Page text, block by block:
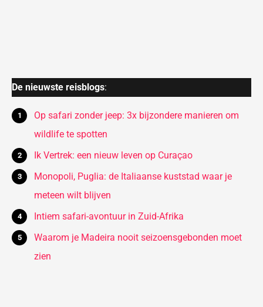
De nieuwste reisblogs:
Op safari zonder jeep: 3x bijzondere manieren om
wildlife te spotten
Ik Vertrek: een nieuw leven op Curaçao
Monopoli, Puglia: de Italiaanse kuststad waar je
meteen wilt blijven
Intiem safari-avontuur in Zuid-Afrika
Waarom je Madeira nooit seizoensgebonden moet
zien